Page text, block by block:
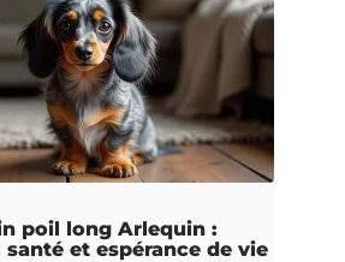
poil long Arlequin :
santé et espérance de vie